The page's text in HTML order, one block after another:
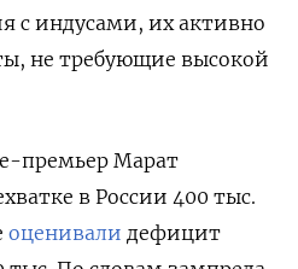
с индусами, их активно
не требующие высокой
премьер Марат
в России 400 тыс.
оценивали дефицит